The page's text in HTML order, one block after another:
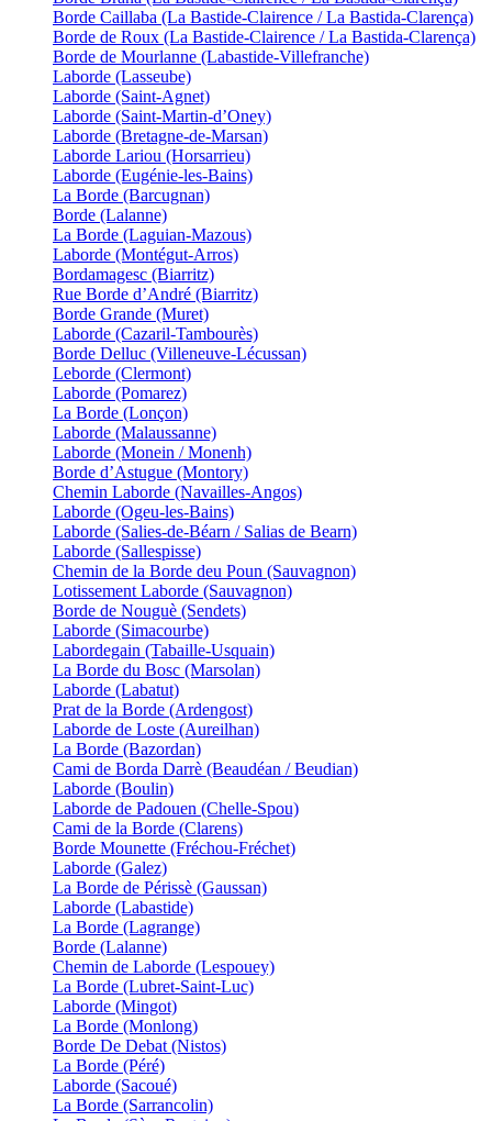
Borde Caillaba (La Bastide-Clairence / La Bastida-Clarença)
Borde de Roux (La Bastide-Clairence / La Bastida-Clarença)
Borde de Mourlanne (Labastide-Villefranche)
Laborde (Lasseube)
Laborde (Saint-Agnet)
Laborde (Saint-Martin-d’Oney)
Laborde (Bretagne-de-Marsan)
Laborde Lariou (Horsarrieu)
Laborde (Eugénie-les-Bains)
La Borde (Barcugnan)
Borde (Lalanne)
La Borde (Laguian-Mazous)
Laborde (Montégut-Arros)
Bordamagesc (Biarritz)
Rue Borde d’André (Biarritz)
Borde Grande (Muret)
Laborde (Cazaril-Tambourès)
Borde Delluc (Villeneuve-Lécussan)
Leborde (Clermont)
Laborde (Pomarez)
La Borde (Lonçon)
Laborde (Malaussanne)
Laborde (Monein / Monenh)
Borde d’Astugue (Montory)
Chemin Laborde (Navailles-Angos)
Laborde (Ogeu-les-Bains)
Laborde (Salies-de-Béarn / Salias de Bearn)
Laborde (Sallespisse)
Chemin de la Borde deu Poun (Sauvagnon)
Lotissement Laborde (Sauvagnon)
Borde de Nouguè (Sendets)
Laborde (Simacourbe)
Labordegain (Tabaille-Usquain)
La Borde du Bosc (Marsolan)
Laborde (Labatut)
Prat de la Borde (Ardengost)
Laborde de Loste (Aureilhan)
La Borde (Bazordan)
Cami de Borda Darrè (Beaudéan / Beudian)
Laborde (Boulin)
Laborde de Padouen (Chelle-Spou)
Cami de la Borde (Clarens)
Borde Mounette (Fréchou-Fréchet)
Laborde (Galez)
La Borde de Périssè (Gaussan)
Laborde (Labastide)
La Borde (Lagrange)
Borde (Lalanne)
Chemin de Laborde (Lespouey)
La Borde (Lubret-Saint-Luc)
Laborde (Mingot)
La Borde (Monlong)
Borde De Debat (Nistos)
La Borde (Péré)
Laborde (Sacoué)
La Borde (Sarrancolin)